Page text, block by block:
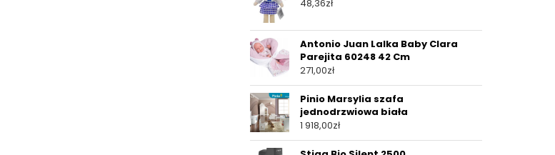
48,36zł
Antonio Juan Lalka Baby Clara
Parejita 60248 42 Cm
271,00zł
Pinio Marsylia szafa
jednodrzwiowa biała
1 918,00zł